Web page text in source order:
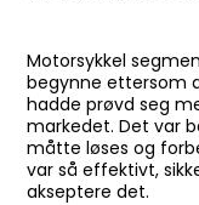
Motorsykkel
begynne ettersom
hadde prøvd seg
markedet. Det var
måtte løses og
var så effektivt,
akseptere det.